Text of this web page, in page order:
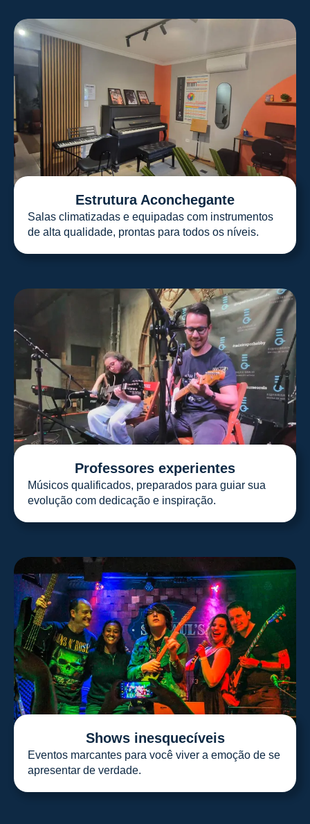
Estrutura Aconchegante
Salas climatizadas e equipadas com instrumentos
de alta qualidade, prontas para todos os níveis.
Professores experientes
Músicos qualificados, preparados para guiar sua
evolução com dedicação e inspiração.
Shows inesquecíveis
Eventos marcantes para você viver a emoção de se
apresentar de verdade.